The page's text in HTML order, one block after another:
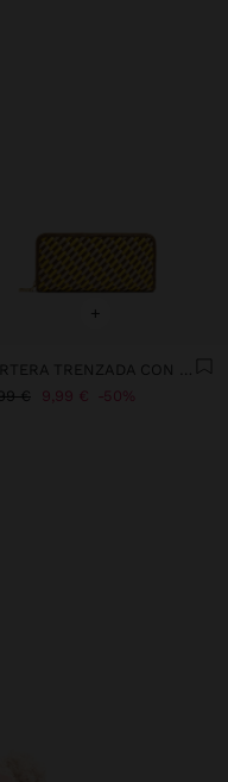
+
CARTERA TRENZADA CON CIERRE DE CREMALLERA
€
9,99 € 50%